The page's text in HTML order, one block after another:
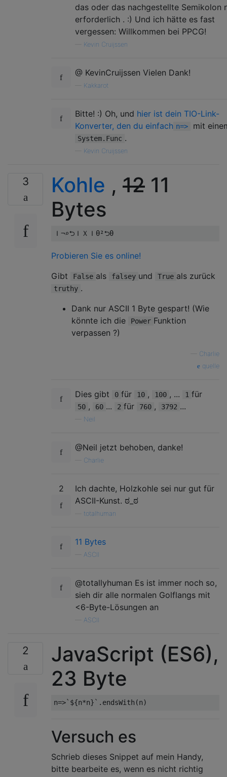
das oder das nachgestellte Semikolon
erforderlich . :) Und ich hätte es fast
vergessen: Willkommen bei PPCG!
Kevin Cruijssen
@ KevinCruijssen Vielen Dank!
Kakkarot
Bitte! :) Oh, und hier ist dein TIO-Link-
Konverter, den du einfach n=> mit
System.Func .
Kevin Cruijssen
3 Kohle , 12 11
Bytes
Probieren Sie es online!
Gibt
False als falsey und True als zurück
truthy .
Dank nur ASCII 1 Byte gespart! (Wie
könnte ich die
Power Funktion
verpassen ?)
Charlie
quelle
Dies gibt 0 für 10 , 100 , ... 1 für
50 , 60 ... 2 für 760 , 3792 ...
Neil
@Neil jetzt behoben, danke!
Charlie
2
Ich dachte, Holzkohle sei nur gut für
ASCII-Kunst. ಠ_ಠ
totalhuman
11 Bytes
ASCII
@totallyhuman Es ist immer noch so,
sieh dir alle normalen Golflangs mit
<6-Byte-Lösungen an
ASCII
2
JavaScript (ES6),
23 Byte
n=>` ${n*n}`. endsWith (n)
Versuch es
Schrieb dieses Snippet auf mein Handy,
bitte bearbeite es, wenn es nicht richtig